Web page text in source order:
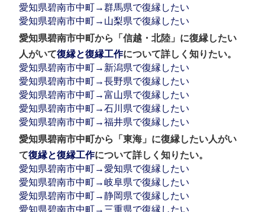
愛知県碧南市中町→群馬県で復縁したい
愛知県碧南市中町→山梨県で復縁したい
愛知県碧南市中町から「信越・北陸」に復縁したい
人がいて復縁と復縁工作について詳しく知りたい。
愛知県碧南市中町→新潟県で復縁したい
愛知県碧南市中町→長野県で復縁したい
愛知県碧南市中町→富山県で復縁したい
愛知県碧南市中町→石川県で復縁したい
愛知県碧南市中町→福井県で復縁したい
愛知県碧南市中町から「東海」に復縁したい人がい
て復縁と復縁工作について詳しく知りたい。
愛知県碧南市中町→愛知県で復縁したい
愛知県碧南市中町→岐阜県で復縁したい
愛知県碧南市中町→静岡県で復縁したい
愛知県碧南市中町→三重県で復縁したい